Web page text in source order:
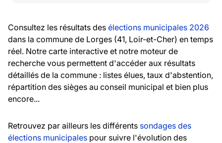
Consultez les résultats des élections municipales 2026
dans la commune de Lorges (41, Loir-et-Cher) en temps
réel. Notre carte interactive et notre moteur de
recherche vous permettent d'accéder aux résultats
détaillés de la commune : listes élues, taux d'abstention,
répartition des sièges au conseil municipal et bien plus
encore...
Retrouvez par ailleurs les différents sondages des
élections municipales pour suivre l'évolution des